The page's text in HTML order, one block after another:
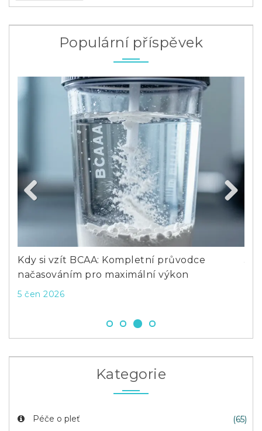
Populární příspěvek
Kdy si vzít BCAA: Kompletní průvodce
načasováním pro maximální výkon
5 čen 2026
Next
Kategorie
Péče o pleť (65)